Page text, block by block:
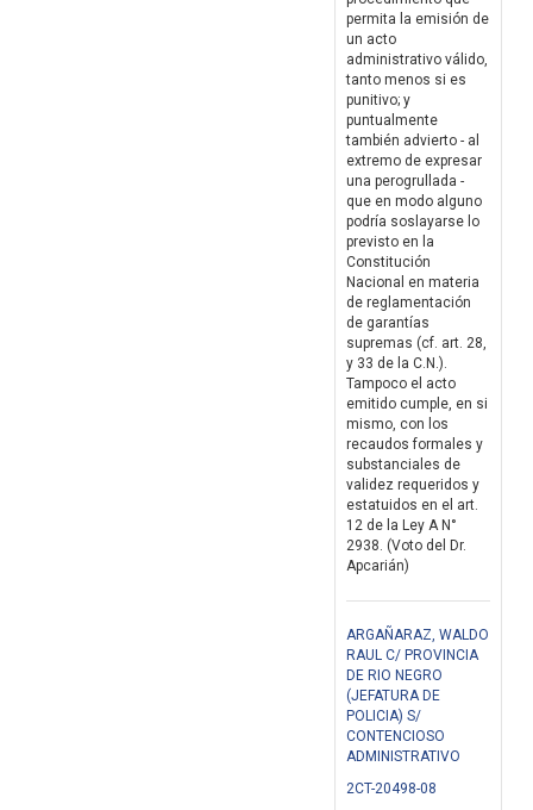
permita la emisión de
un acto
administrativo válido,
tanto menos si es
punitivo; y
puntualmente
también advierto - al
extremo de expresar
una perogrullada -
que en modo alguno
podría soslayarse lo
previsto en la
Constitución
Nacional en materia
de reglamentación
de garantías
supremas (cf. art. 28,
y 33 de la C.N.).
Tampoco el acto
emitido cumple, en si
mismo, con los
recaudos formales y
substanciales de
validez requeridos y
estatuidos en el art.
12 de la Ley A N°
2938. (Voto del Dr.
Apcarián)
ARGAÑARAZ, WALDO
RAUL C/ PROVINCIA
DE RIO NEGRO
(JEFATURA DE
POLICIA) S/
CONTENCIOSO
ADMINISTRATIVO
2CT-20498-08